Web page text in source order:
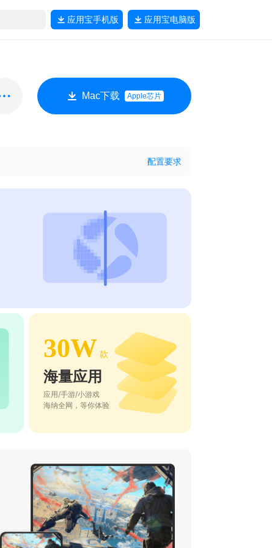
应用宝手机版 应用宝电脑版
Mac下载 Apple芯片
配置要求
30W 款
海量应用
应用/手游/小游戏
海纳全网，等你体验